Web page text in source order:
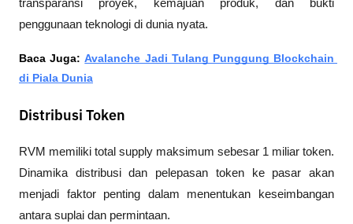
transparansi proyek, kemajuan produk, dan bukti
penggunaan teknologi di dunia nyata.
Baca Juga: Avalanche Jadi Tulang Punggung Blockchain
di Piala Dunia
Distribusi Token
RVM memiliki total supply maksimum sebesar 1 miliar token.
Dinamika distribusi dan pelepasan token ke pasar akan
menjadi faktor penting dalam menentukan keseimbangan
antara suplai dan permintaan.